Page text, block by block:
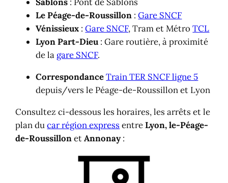
Le Péage-de-Roussillon :Gare SNCF
Vénissieux :Gare SNCF, Tram et MétroTCL
Lyon Part-Dieu : Gare routière, à proximité
de la gare SNCF.
CorrespondanceTrain TER SNCF ligne 5
depuis/vers le Péage-de-Roussillon et Lyon
Consultez ci-dessous les horaires, les arrêts et le
plan ducar région express entreLyon, le-Péage-
de-RoussillonetAnnonay: